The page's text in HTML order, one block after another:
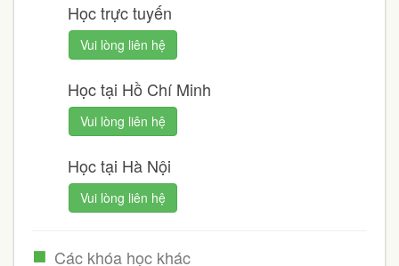
Học trực tuyến
Vui lòng liên hệ
Học tại Hồ Chí Minh
Vui lòng liên hệ
Học tại Hà Nội
Vui lòng liên hệ
Các khóa học khác